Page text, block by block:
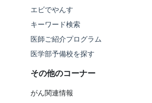
エビでやんす
キーワード検索
医師ご紹介プログラム
医学部予備校を探す
その他のコーナー
がん関連情報